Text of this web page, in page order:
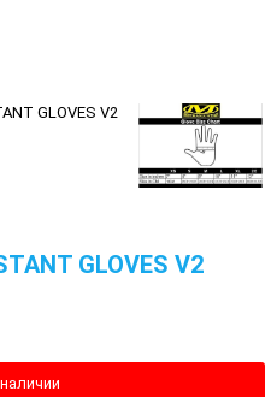
GLOVES V2